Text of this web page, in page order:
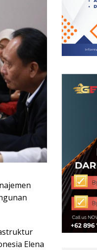
Elena